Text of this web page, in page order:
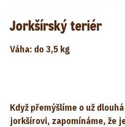
Jorkšírský teriér
Váha: do 3,5 kg
Když přemýšlíme o už
jorkšírovi, zapomínáme, že